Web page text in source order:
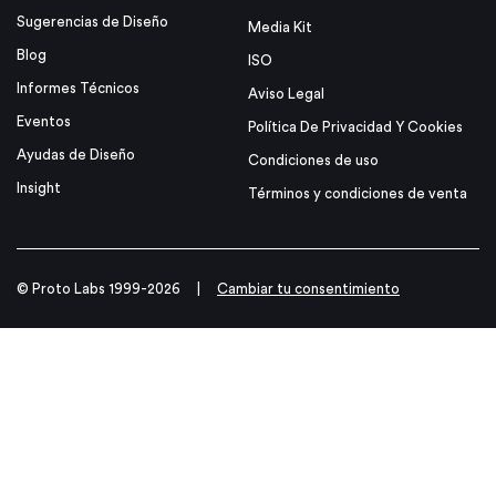
Sugerencias de Diseño
Blog
Informes Técnicos
Eventos
Ayudas de Diseño
Insight
Media Kit
ISO
Aviso Legal
Política De Privacidad Y Cookies
Condiciones de uso
Términos y condiciones de venta
© Proto Labs 1999-2026 Cambiar tu consentimiento